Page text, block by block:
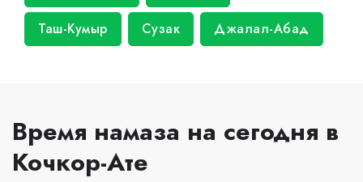
Таш-Кумыр Сузак Джалал-Абад
Время намаза на сегодня в
Кочкор-Ате